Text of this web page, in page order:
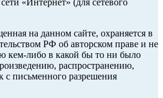
«Интернет» (для сетевого
на данном сайте, охраняется в
РФ об авторском праве и не
кем-либо в какой бы то ни было
распространению,
с письменного разрешения